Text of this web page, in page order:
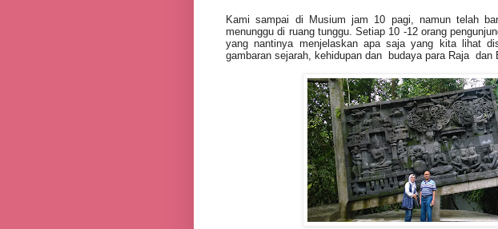
Kami sampai di Musium jam 10 pagi, namun telah
menunggu di ruang tunggu. Setiap 10 -12 orang
yang nantinya menjelaskan apa saja yang kita lihat
gambaran sejarah, kehidupan dan
budaya para Raja dan